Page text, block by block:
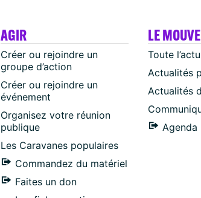
AGIR
Créer ou rejoindre un
groupe d’action
Créer ou rejoindre un
événement
Organisez votre réunion
publique
Les Caravanes populaires
Commandez du matériel
Faites un don
LE
Toute l’actu
Actualités
Actualités
Agenda